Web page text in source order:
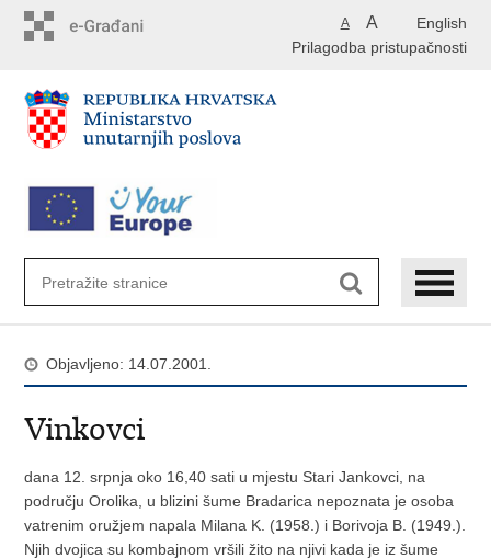
English
A A
Prilagodba pristupačnosti
Objavljeno: 14.07.2001.
Vinkovci
dana 12. srpnja oko 16,40 sati u mjestu Stari Jankovci, na
području Orolika, u blizini šume Bradarica nepoznata je osoba
vatrenim oružjem napala Milana K. (1958.) i Borivoja B. (1949.).
Njih dvojica su kombajnom vršili žito na njivi kada je iz šume